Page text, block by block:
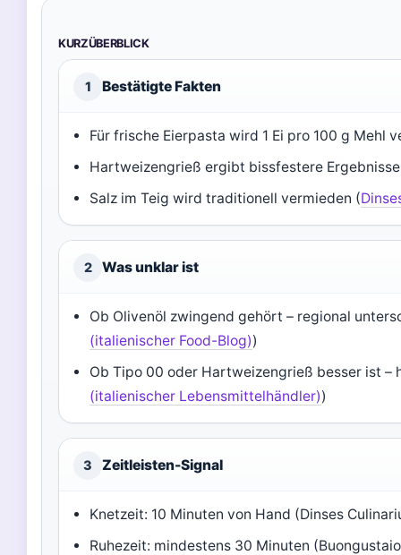
KURZÜBERBLICK
1 Bestätigte Fakten
Für frische Eierpasta wird 1 Ei pro 100 g Mehl
Hartweizengrieß ergibt bissfestere
Salz im Teig wird traditionell vermieden (
2 Was unklar ist
Ob Olivenöl zwingend gehört – regional
(italienischer Food-Blog))
Ob Tipo 00 oder Hartweizengrieß besser ist –
(italienischer Lebensmittelhändler))
3 Zeitleisten-Signal
Knetzeit: 10 Minuten von Hand (Dinses
Ruhezeit: mindestens 30 Minuten